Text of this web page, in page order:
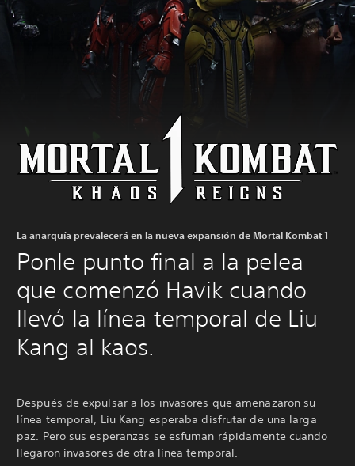
La anarquía prevalecerá en la nueva expansión de Mortal Kombat 1
Ponle punto final a la pelea
que comenzó Havik cuando
llevó la línea temporal de Liu
Kang al kaos.
Después de expulsar a los invasores que amenazaron su
línea temporal, Liu Kang esperaba disfrutar de una larga
paz. Pero sus esperanzas se esfuman rápidamente cuando
llegaron invasores de otra línea temporal.